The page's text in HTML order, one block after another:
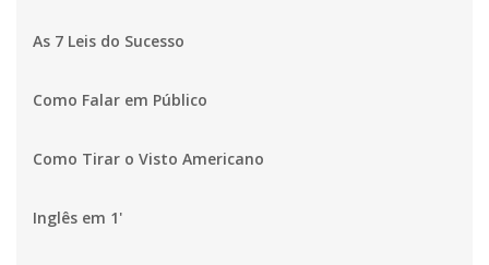
As 7 Leis do Sucesso
Como Falar em Público
Como Tirar o Visto Americano
Inglês em 1'